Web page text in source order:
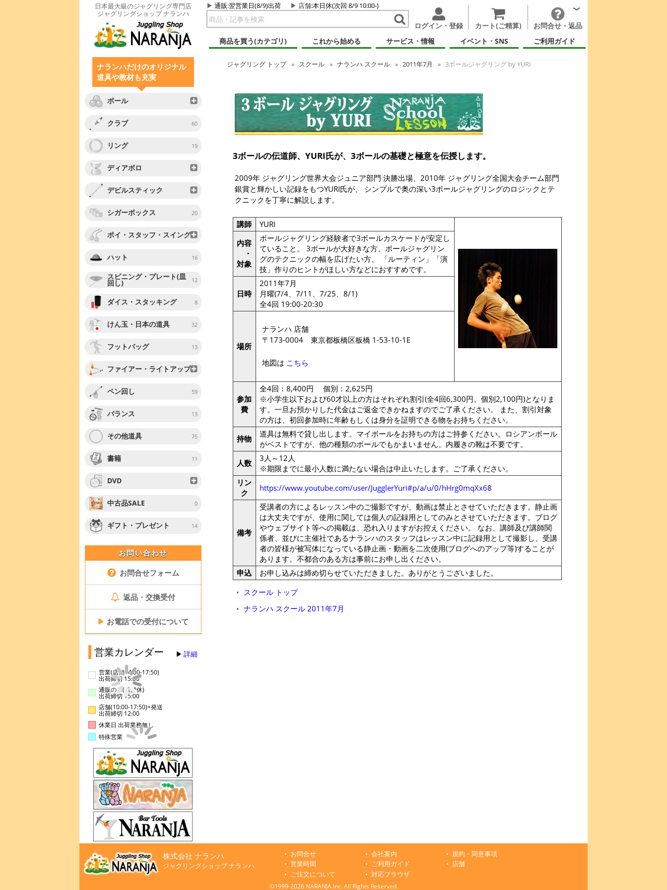
日本最大級のジャグリング専門店
ジャグリングショップ ナランハ
通販:翌営業日(8/9)出荷 店舗:本日休(次回 8/9 10:00-)
ログイン・登録 カート(ご精算)
お問合せ・返品
商品を買う(カテゴリ)
これから始める サービス・情報 イベント・SNS ご利用ガイド
ナランハだけのオリジナル
道具や教材も充実
ボール
クラブ 60
リング 19
ディアボロ
デビルスティック
シガーボックス 20
ポイ・スタッフ・スイング
ハット 16
スピニング・プレート(皿
回し) 12
ダイス・スタッキング 8
けん玉・日本の道具 32
フットバッグ 13
ファイアー・ライトアップ
ペン回し 59
バランス 13
その他道具 75
書籍 11
DVD
中古品SALE 0
ギフト・プレゼント 14
お問い合わせ
お問合せフォーム
返品・交換受付
▶ お電話での受付について
営業カレンダー 詳細
営業(店舗14:00-17:50)
出荷締切 15:00
通販のみ(店舗休)
出荷締切 15:00
店舗(10:00-17:50)+発送
出荷締切 12:00
休業日 出荷業務無し
特殊営業
ジャグリングトップ スクール ナランハ スクール 2011年7月 3ボールジャグリング by YURI
3ボールの伝道師、YURI氏が、3ボールの基礎と極意を伝授します。
2009年 ジャグリング世界大会ジュニア部門 決勝出場、2010年 ジャグリング全国大会チーム部門
銀賞と輝かしい記録をもつYURI氏が、 シンプルで奥の深い3ボールジャグリングのロジックとテ
クニックを丁寧に解説します。
講師
YURI
内容
・
対象
ボールジャグリング経験者で3ボールカスケードが安定し
ていること。 3ボールが大好きな方、ボールジャグリン
グのテクニックの幅を広げたい方、 「ルーティン」「演
技」作りのヒントがほしい方などにおすすめです。
日時
2011年7月
月曜(7/4、7/11、7/25、8/1)
全4回 19:00-20:30
場所
ナランハ 店舗
〒173-0004 東京都板橋区板橋 1-53-10-1E
地図は こちら
参加
費
全4回：8,400円 個別：2,625円
※小学生以下および60才以上の方はそれぞれ割引(全4回6,300円、個別2,100円)となりま
す。一旦お預かりした代金はご返金できかねますのでご了承ください。 また、割引対象
の方は、初回参加時に年齢もしくは身分を証明できる物をお持ちください。
持物
道具は無料で貸し出します。マイボールをお持ちの方はご持参ください。ロシアンボール
がベストですが、他の種類のボールでもかまいません。内履きの靴は不要です。
人数
3人～12人
※期限までに最小人数に満たない場合は中止いたします。ご了承ください。
リン
ク
https://www.youtube.com/user/JugglerYuri#p/a/u/0/hHrg0mqXx68
備考
受講者の方によるレッスン中のご撮影ですが、動画は禁止とさせていただきます。静止画
は大丈夫ですが、使用に関しては個人の記録用としてのみとさせていただきます。ブログ
やウェブサイト等への掲載は、恐れ入りますがお控えください。 なお、講師及び講師関
係者、並びに主催社であるナランハのスタッフはレッスン中に記録用として撮影し、受講
者の皆様が被写体になっている静止画・動画を二次使用(ブログへのアップ等)することが
あります。不都合のある方は事前にお申し出ください。
申込
お申し込みは締め切らせていただきました。ありがとうございました。
スクール トップ
ナランハ スクール 2011年7月
株式会社 ナランハ
ジャグリングショップ ナランハ
お問合せ 会社案内
規約・同意事項
営業時間
ご利用ガイド
店舗
ご注文について
対応ブラウザ
©1999-2026 NARANJA Inc. All Rights Reserved.